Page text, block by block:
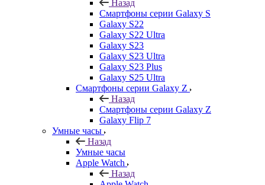
Назад
Смартфоны серии Galaxy S
Galaxy S22
Galaxy S22 Ultra
Galaxy S23
Galaxy S23 Ultra
Galaxy S23 Plus
Galaxy S25 Ultra
Смартфоны серии Galaxy Z
Назад
Смартфоны серии Galaxy Z
Galaxy Flip 7
Умные часы
Назад
Умные часы
Apple Watch
Назад